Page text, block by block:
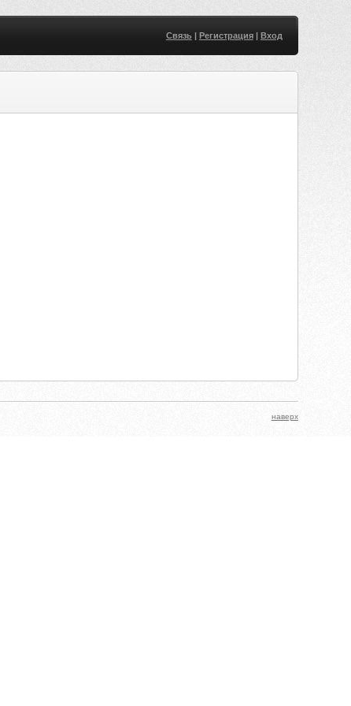
Связь| Регистрация| Вход
наверх